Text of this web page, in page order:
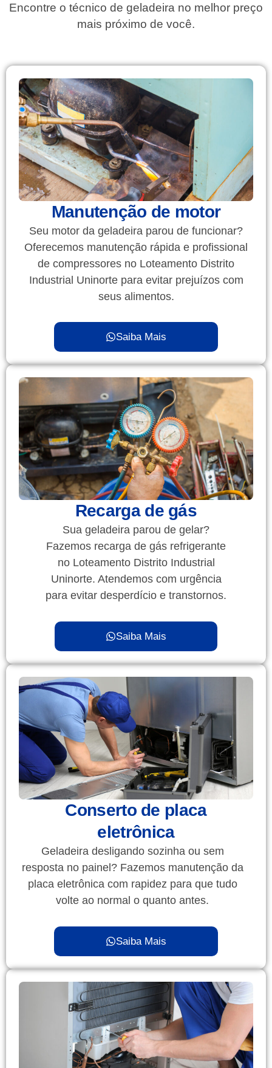
Encontre o técnico de geladeira no melhor preço
mais próximo de você.
Manutenção de motor
Seu motor da geladeira parou de funcionar?
Oferecemos manutenção rápida e profissional
de compressores no Loteamento Distrito
Industrial Uninorte para evitar prejuízos com
seus alimentos.
Saiba Mais
Recarga de gás
Sua geladeira parou de gelar?
Fazemos recarga de gás refrigerante
no Loteamento Distrito Industrial
Uninorte. Atendemos com urgência
para evitar desperdício e transtornos.
Saiba Mais
Conserto de placa
eletrônica
Geladeira desligando sozinha ou sem
resposta no painel? Fazemos manutenção da
placa eletrônica com rapidez para que tudo
volte ao normal o quanto antes.
Saiba Mais